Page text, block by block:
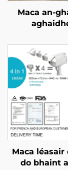
Maca an-
RF dá
freastalaí
Maca léasair
do bhaint